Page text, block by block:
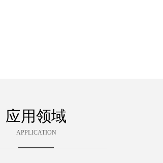
APPLICATION
应用领域